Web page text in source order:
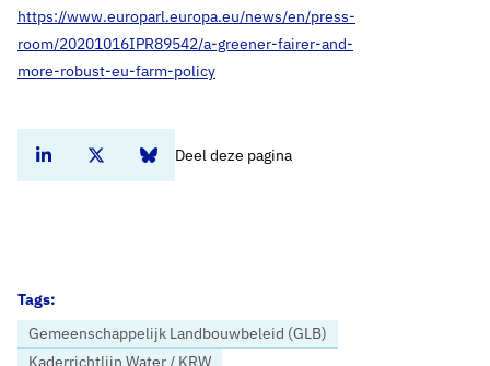
https://www.europarl.europa.eu/news/en/press-
room/20201016IPR89542/a-greener-fairer-and-
more-robust-eu-farm-policy
Deel deze pagina
Deel dit artikel op Linkedin
Deel dit artikel op Twitter
Deel dit artikel op Bluesky
Tags:
Gemeenschappelijk Landbouwbeleid (GLB)
Kaderrichtlijn Water / KRW